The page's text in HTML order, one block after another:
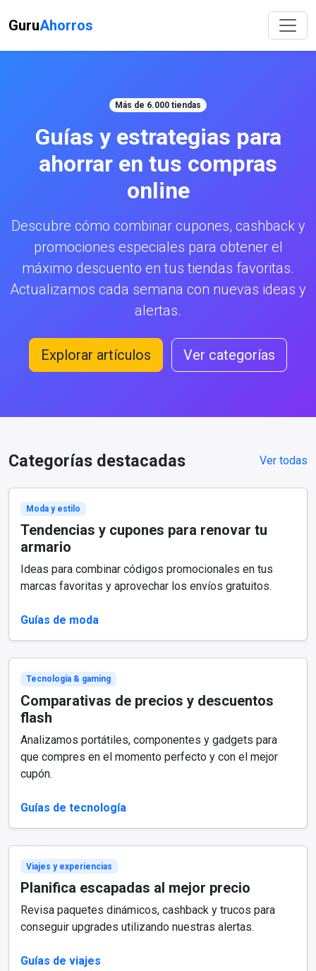
GuruAhorros
Más de 6.000 tiendas
Guías y estrategias para
ahorrar en tus compras
online
Descubre cómo combinar cupones, cashback y
promociones especiales para obtener el
máximo descuento en tus tiendas favoritas.
Actualizamos cada semana con nuevas ideas y
alertas.
Explorar artículos Ver categorías
Categorías destacadas Ver todas
Moda y estilo
Tendencias y cupones para renovar tu
armario
Ideas para combinar códigos promocionales en tus
marcas favoritas y aprovechar los envíos gratuitos.
Guías de moda
Tecnología & gaming
Comparativas de precios y descuentos
flash
Analizamos portátiles, componentes y gadgets para
que compres en el momento perfecto y con el mejor
cupón.
Guías de tecnología
Viajes y experiencias
Planifica escapadas al mejor precio
Revisa paquetes dinámicos, cashback y trucos para
conseguir upgrades utilizando nuestras alertas.
Guías de viajes